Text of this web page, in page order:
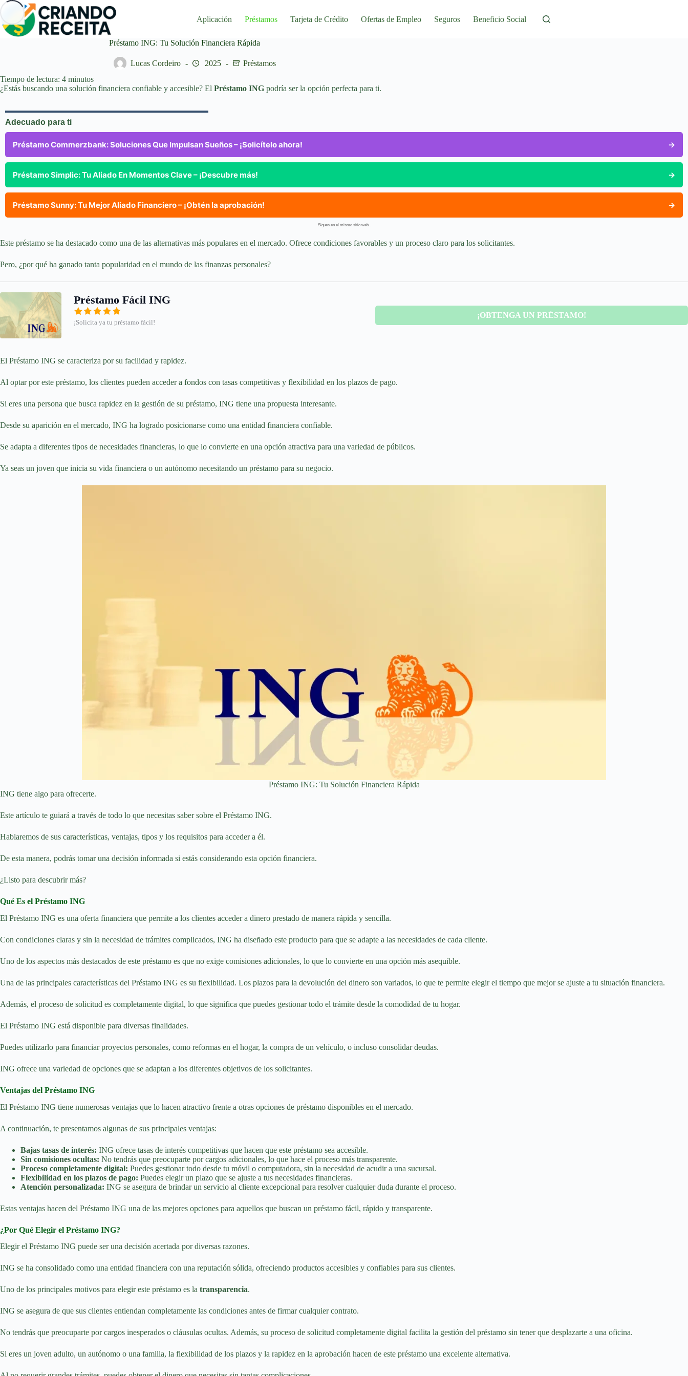
Saltar
contenido
Aplicación Préstamos Tarjeta de Crédito Ofertas de Empleo Seguros Beneficio Social
Préstamo ING: Tu Solución Financiera Rápida
Lucas Cordeiro 2025
Préstamos
Tiempo de lectura: 4 minutos
¿Estás buscando una solución financiera confiable y accesible? El Préstamo ING podría ser la opción perfecta para ti.
Adecuado para ti
Préstamo Commerzbank: Soluciones Que Impulsan Sueños – ¡Solicítelo ahora! →
Préstamo Simplic: Tu Aliado En Momentos Clave – ¡Descubre más! →
Préstamo Sunny: Tu Mejor Aliado Financiero – ¡Obtén la aprobación! →
Sigues en el mismo sitio web..
Este préstamo se ha destacado como una de las alternativas más populares en el mercado. Ofrece condiciones favorables y un proceso claro para los solicitantes.
Pero, ¿por qué ha ganado tanta popularidad en el mundo de las finanzas personales?
Préstamo Fácil ING
¡Solicita ya tu préstamo fácil!
¡OBTENGA UN PRÉSTAMO!
El Préstamo ING se caracteriza por su facilidad y rapidez.
Al optar por este préstamo, los clientes pueden acceder a fondos con tasas competitivas y flexibilidad en los plazos de pago.
Si eres una persona que busca rapidez en la gestión de su préstamo, ING tiene una propuesta interesante.
Desde su aparición en el mercado, ING ha logrado posicionarse como una entidad financiera confiable.
Se adapta a diferentes tipos de necesidades financieras, lo que lo convierte en una opción atractiva para una variedad de públicos.
Ya seas un joven que inicia su vida financiera o un autónomo necesitando un préstamo para su negocio.
Préstamo ING: Tu Solución Financiera Rápida
ING tiene algo para ofrecerte.
Este artículo te guiará a través de todo lo que necesitas saber sobre el Préstamo ING.
Hablaremos de sus características, ventajas, tipos y los requisitos para acceder a él.
De esta manera, podrás tomar una decisión informada si estás considerando esta opción financiera.
¿Listo para descubrir más?
Qué Es el Préstamo ING
El Préstamo ING es una oferta financiera que permite a los clientes acceder a dinero prestado de manera rápida y sencilla.
Con condiciones claras y sin la necesidad de trámites complicados, ING ha diseñado este producto para que se adapte a las necesidades de cada cliente.
Uno de los aspectos más destacados de este préstamo es que no exige comisiones adicionales, lo que lo convierte en una opción más asequible.
Una de las principales características del Préstamo ING es su flexibilidad. Los plazos para la devolución del dinero son variados, lo que te permite elegir el tiempo que mejor se ajuste a tu situación financiera.
Además, el proceso de solicitud es completamente digital, lo que significa que puedes gestionar todo el trámite desde la comodidad de tu hogar.
El Préstamo ING está disponible para diversas finalidades.
Puedes utilizarlo para financiar proyectos personales, como reformas en el hogar, la compra de un vehículo, o incluso consolidar deudas.
ING ofrece una variedad de opciones que se adaptan a los diferentes objetivos de los solicitantes.
Ventajas del Préstamo ING
El Préstamo ING tiene numerosas ventajas que lo hacen atractivo frente a otras opciones de préstamo disponibles en el mercado.
A continuación, te presentamos algunas de sus principales ventajas:
Bajas tasas de interés: ING ofrece tasas de interés competitivas que hacen que este préstamo sea accesible.
Sin comisiones ocultas: No tendrás que preocuparte por cargos adicionales, lo que hace el proceso más transparente.
Proceso completamente digital: Puedes gestionar todo desde tu móvil o computadora, sin la necesidad de acudir a una sucursal.
Flexibilidad en los plazos de pago: Puedes elegir un plazo que se ajuste a tus necesidades financieras.
Atención personalizada: ING se asegura de brindar un servicio al cliente excepcional para resolver cualquier duda durante el proceso.
Estas ventajas hacen del Préstamo ING una de las mejores opciones para aquellos que buscan un préstamo fácil, rápido y transparente.
¿Por Qué Elegir el Préstamo ING?
Elegir el Préstamo ING puede ser una decisión acertada por diversas razones.
ING se ha consolidado como una entidad financiera con una reputación sólida, ofreciendo productos accesibles y confiables para sus clientes.
Uno de los principales motivos para elegir este préstamo es la transparencia.
ING se asegura de que sus clientes entiendan completamente las condiciones antes de firmar cualquier contrato.
No tendrás que preocuparte por cargos inesperados o cláusulas ocultas. Además, su proceso de solicitud completamente digital facilita la gestión del préstamo sin tener que desplazarte a una oficina.
Si eres un joven adulto, un autónomo o una familia, la flexibilidad de los plazos y la rapidez en la aprobación hacen de este préstamo una excelente alternativa.